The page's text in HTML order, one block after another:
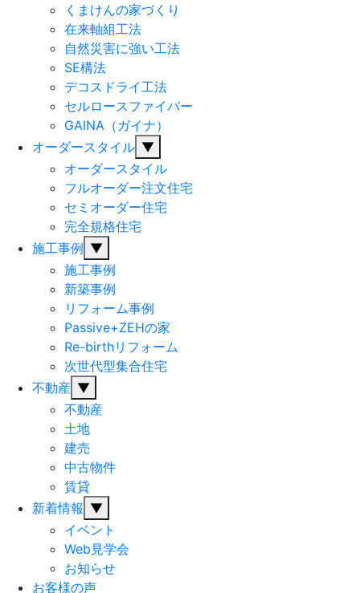
くまけんの家づくり
在来軸組工法
自然災害に強い工法
SE構法
デコスドライ工法
セルロースファイバー
GAINA（ガイナ）
オーダースタイル ▼
オーダースタイル
フルオーダー注文住宅
セミオーダー住宅
完全規格住宅
施工事例 ▼
施工事例
新築事例
リフォーム事例
Passive+ZEHの家
Re-birthリフォーム
次世代型集合住宅
不動産 ▼
不動産
土地
建売
中古物件
賃貸
新着情報 ▼
イベント
Web見学会
お知らせ
お客様の声